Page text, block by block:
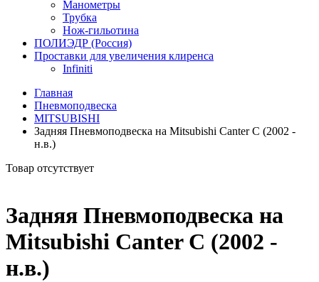
Манометры
Трубка
Нож-гильотина
ПОЛИЭДР (Россия)
Проставки для увеличения клиренса
Infiniti
Главная
Пневмоподвеска
MITSUBISHI
Задняя Пневмоподвеска на Mitsubishi Canter C (2002 -
н.в.)
Товар отсутствует
Задняя Пневмоподвеска на
Mitsubishi Canter C (2002 -
н.в.)